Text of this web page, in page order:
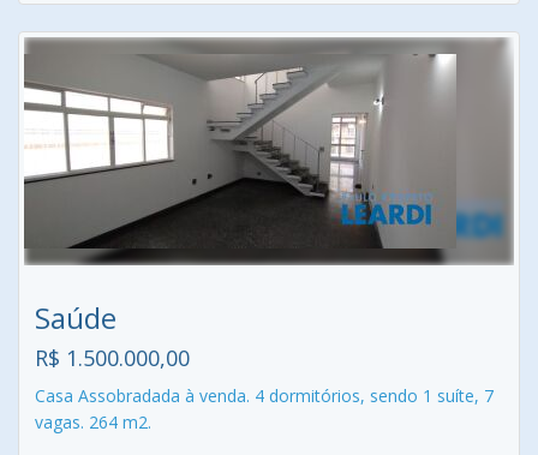
Saúde
R$ 1.500.000,00
Casa Assobradada à venda. 4 dormitórios, sendo 1 suíte, 7
vagas. 264 m2.